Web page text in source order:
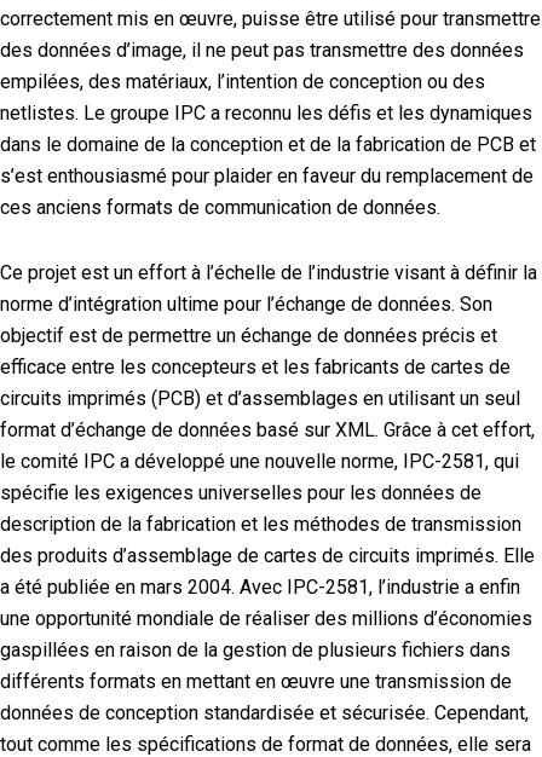
correctement mis en œuvre, puisse être utilisé pour transmettre
des données d’image, il ne peut pas transmettre des données
empilées, des matériaux, l’intention de conception ou des
netlistes. Le groupe IPC a reconnu les défis et les dynamiques
dans le domaine de la conception et de la fabrication de PCB et
s’est enthousiasmé pour plaider en faveur du remplacement de
ces anciens formats de communication de données.
Ce projet est un effort à l’échelle de l’industrie visant à définir la
norme d’intégration ultime pour l’échange de données. Son
objectif est de permettre un échange de données précis et
efficace entre les concepteurs et les fabricants de cartes de
circuits imprimés (PCB) et d’assemblages en utilisant un seul
format d’échange de données basé sur XML. Grâce à cet effort,
le comité IPC a développé une nouvelle norme, IPC-2581, qui
spécifie les exigences universelles pour les données de
description de la fabrication et les méthodes de transmission
des produits d’assemblage de cartes de circuits imprimés. Elle
a été publiée en mars 2004. Avec IPC-2581, l’industrie a enfin
une opportunité mondiale de réaliser des millions d’économies
gaspillées en raison de la gestion de plusieurs fichiers dans
différents formats en mettant en œuvre une transmission de
données de conception standardisée et sécurisée. Cependant,
tout comme les spécifications de format de données, elle sera